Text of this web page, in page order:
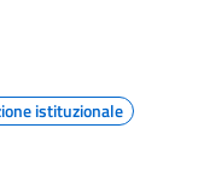
istituzionale